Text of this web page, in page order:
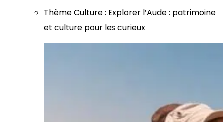
ThèmeCulture: Explorer l’Aude : patrimoine
et culture pour les curieux